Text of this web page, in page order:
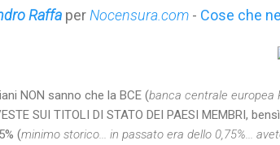
Raffa per Nocensura.com - Cose che
NON sanno che la BCE (banca centrale europea
SUI TITOLI DI STATO DEI PAESI MEMBRI,
(minimo storico... in passato era dello 0,75%...